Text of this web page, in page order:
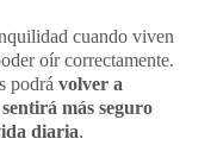
cuando viven
oír correctamente.
podrá volver a
sentirá más seguro
diaria.